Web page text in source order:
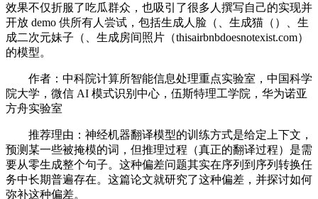
效果不仅折服了吃瓜群众，也吸引了很多人撰写自己的实现并
开放 demo 供所有人尝试，包括生成人脸（、生成猫（）、生
成二次元妹子（、生成房间照片（thisairbnbdoesnotexist.com）
的模型。
作者：中科院计算所智能信息处理重点实验室，中国科学
院大学，微信 AI 模式识别中心，伍斯特理工学院，华为诺亚
方舟实验室
推荐理由：神经机器翻译模型的训练方式是给定上下文，
预测某一些被掩模的词，但推理过程（真正的翻译过程）是需
要从零生成整个句子。这种偏差问题其实在序列到序列转换任
务中长期普遍存在。这篇论文就研究了这种偏差，并探讨如何
弥补这种偏差。